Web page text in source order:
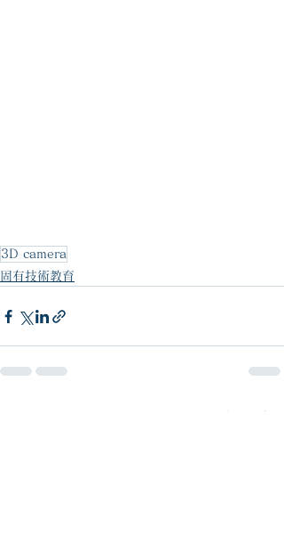
3D camera
固有技術教育